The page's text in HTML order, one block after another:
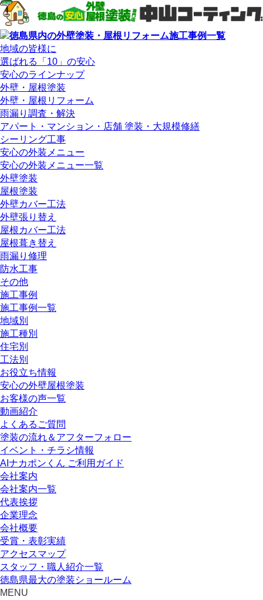
地域の皆様に
選ばれる「10」の安心
安心のラインナップ
外壁・屋根塗装
外壁・屋根リフォーム
雨漏り調査・解決
アパート・マンション・店舗 塗装・大規模修繕
シーリング工事
安心の外装メニュー
安心の外装メニュー一覧
外壁塗装
屋根塗装
外壁カバー工法
外壁張り替え
屋根カバー工法
屋根葺き替え
雨漏り修理
防水工事
その他
施工事例
施工事例一覧
地域別
施工種別
住宅別
工法別
お役立ち情報
安心の外壁屋根塗装
お客様の声一覧
動画紹介
よくあるご質問
塗装の流れ＆アフターフォロー
イベント・チラシ情報
AIナカポンくん ご利用ガイド
会社案内
会社案内一覧
代表挨拶
企業理念
会社概要
受賞・表彰実績
アクセスマップ
スタッフ・職人紹介一覧
徳島県最大の塗装ショールーム
MENU